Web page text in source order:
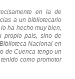
en la de
a un bibliotecario
ha hecho muy bien,
propio país, sino de
Nacional en
de Cuenca tengo un
como promotor